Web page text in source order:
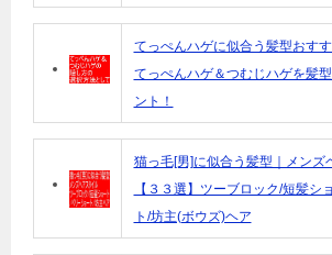
てっぺんハゲに似合う髪型おすす
てっぺんハゲ＆つむじハゲを髪
ント！
猫っ毛[男]に似合う髪型｜メンズ
【３３選】ツーブロック/短髪シ
ト/坊主(ボウズ)ヘア